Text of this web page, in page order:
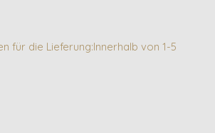
ist
für die Lieferung:Innerhalb von 1-5